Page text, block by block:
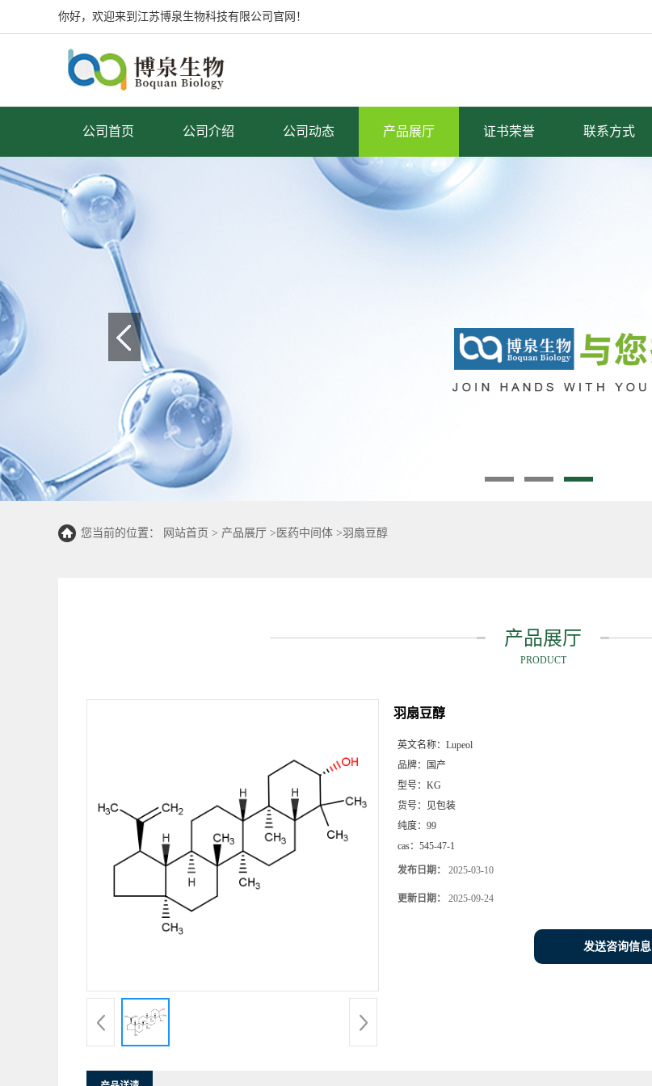
你好，欢迎来到江苏博泉生物科技有限公司官网！
公司首页 公司介绍 公司动态 产品展厅 证书荣誉 联系方式
您当前的位置： 网站首页 > 产品展厅 > 医药中间体 >羽扇豆醇
产品展厅
PRODUCT
羽扇豆醇
英文名称： Lupeol
品牌：
国产
型号： KG
货号：
见包装
纯度： 99
cas： 545-47-1
发布日期： 2025-03-10
更新日期： 2025-09-24
发送咨询信息